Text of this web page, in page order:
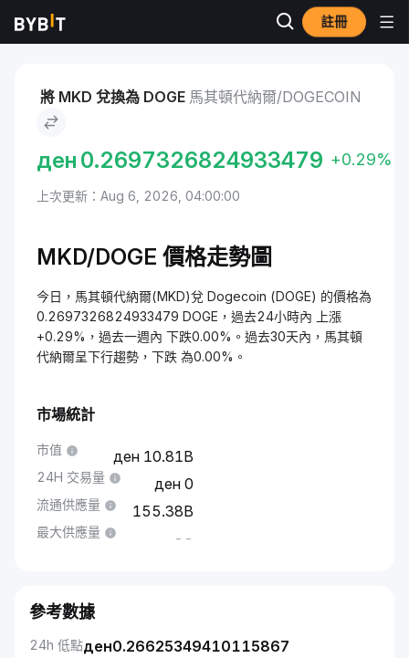
註冊
市場 Dogecoin 價格 DOGE 馬其頓代納爾 to Dogecoin
將 MKD 兌換為 DOGE 馬其頓代納爾/DOGECOIN
ден 0.2697326824933479 +0.29%
上次更新：Aug 6, 2026, 04:00:00
MKD/DOGE 價格走勢圖
今日，馬其頓代納爾(MKD)兌 Dogecoin (DOGE) 的價格為
0.2697326824933479 DOGE，過去24小時內 上漲
+0.29%，過去一週內 下跌0.00%。過去30天內，馬其頓
代納爾呈下行趨勢，下跌 為0.00%。
市場統計
市值 10.81B
24H 交易量 0
流通供應量 155.38B
最大供應量 --
參考數據
24h 低點ден0.26625349410115867